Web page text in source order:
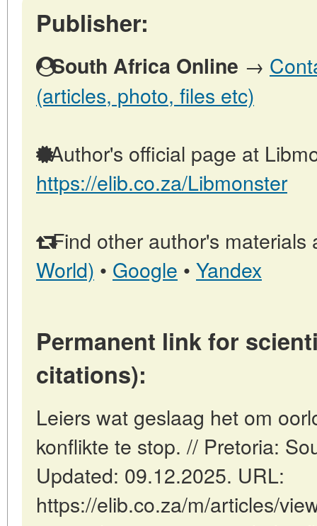
Publisher:
South Africa Online →
(articles, photo, files etc)
Author's official page at
https://elib.co.za/Libmonster
Find other author's materials
World) • Google • Yandex
Permanent link for
citations):
Leiers wat geslaag het om
konflikte te stop. // Pretoria:
Updated: 09.12.2025. URL:
https://elib.co.za/m/articles/